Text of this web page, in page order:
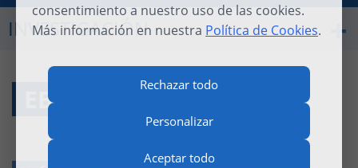
consentimiento a nuestro uso de las cookies.
Más información en nuestra Política de Cookies.
Rechazar todo
Personalizar
Aceptar todo
INVESTIGACIÓN
EBOOK